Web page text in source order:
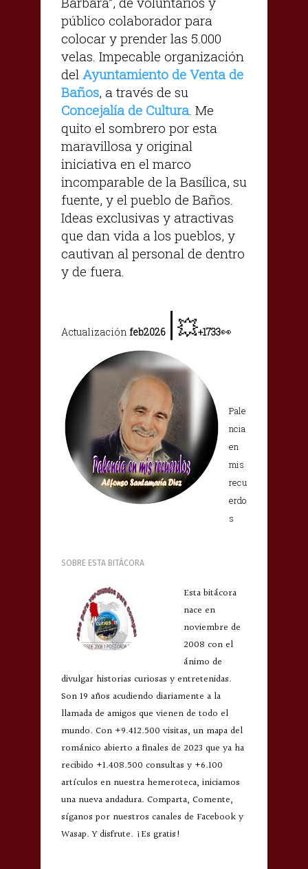
público colaborador para
colocar y prender las 5.000
velas. Impecable organización
del Ayuntamiento de Venta de
Baños, a través de su
Concejalía de Cultura. Me
quito el sombrero por esta
maravillosa y original
iniciativa en el marco
incomparable de la Basílica, su
fuente, y el pueblo de Baños.
Ideas exclusivas y atractivas
que dan vida a los pueblos, y
cautivan al personal de dentro
y de fuera.
Actualización feb2026 |💥+1733👀
Pale
ncia
en
mis
recu
erdo
s
SOBRE ESTA BITÁCORA
Esta bitácora
nace en
noviembre de
2008 con el
ánimo de
divulgar historias curiosas y entretenidas.
Son 19 años acudiendo diariamente a la
llamada de amigos que vienen de todo el
mundo. Con +9.412.500 visitas, un mapa del
románico abierto a finales de 2023 que ya ha
recibido +1.408.500 consultas y +6.100
artículos en nuestra hemeroteca, iniciamos
una nueva andadura. Comparta, Comente,
síganos por nuestros canales de Facebook y
Wasap. Y disfrute. ¡Es gratis!